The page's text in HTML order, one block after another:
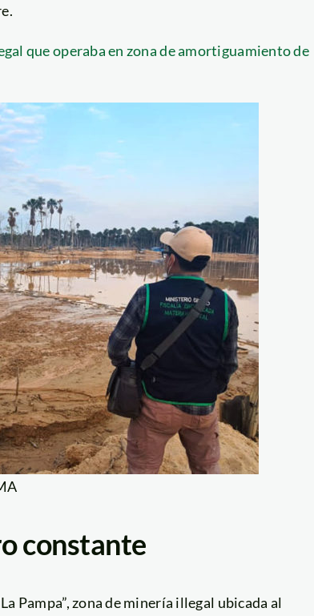
que operaba en zona de amortiguamiento de
constante
Pampa”, zona de minería illegal ubicada al